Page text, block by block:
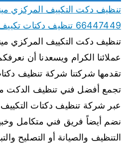
تنظيف دكت التكييف المركزي
66447449 تنظيف دكتات تكييف وشفاطات
تنظيف دكت التكييف المركزي
عملائنا الكرام ويسعدنا أن
تقدمها شركتنا شركة تنظيف
تجمع أفضل فني تنظيف الدكت
عبر شركة تنظيف دكتات التكييف
نضم أيضاً فريق فني متكامل
التنظيف والصيانة أو التصليح